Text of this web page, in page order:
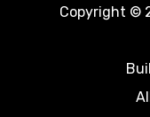
Copyright ©